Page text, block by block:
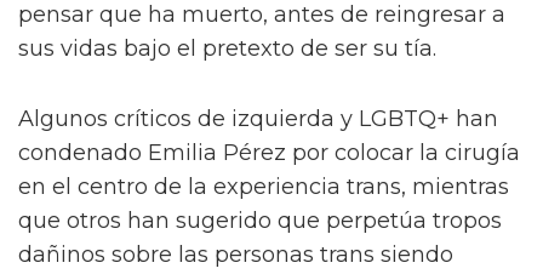
pensar que ha muerto, antes de reingresar a
sus vidas bajo el pretexto de ser su tía.
Algunos críticos de izquierda y LGBTQ+ han
condenado Emilia Pérez por colocar la cirugía
en el centro de la experiencia trans, mientras
que otros han sugerido que perpetúa tropos
dañinos sobre las personas trans siendo